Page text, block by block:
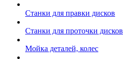
Станки для правки дисков
Станки для проточки дисков
Мойка деталей, колес